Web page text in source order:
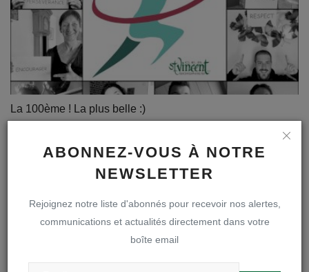
ABONNEZ-VOUS À NOTRE
NEWSLETTER
Rejoignez notre liste d'abonnés pour recevoir nos alertes,
communications et actualités directement dans votre
boîte email
La 100ème ! La plus belle :)